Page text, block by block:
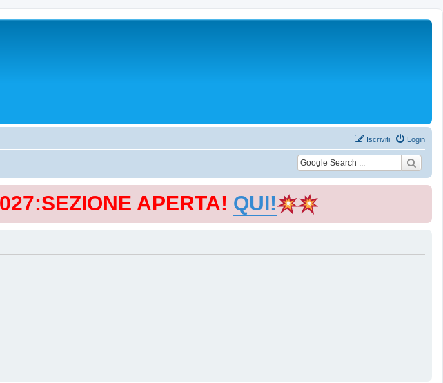
Login
Iscriviti
APERTA! QUI!